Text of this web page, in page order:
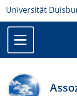
Universität